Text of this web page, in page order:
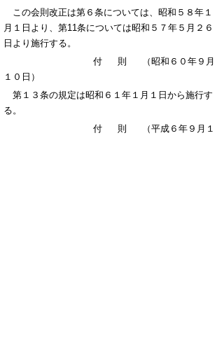
この会則改正は第６条については、昭和５８年１
月１日より、第11条については昭和５７年５月２６
日より施行する。
付則
（昭和６０年９月
１０日）
第１３条の規定は昭和６１年１月１日から施行す
る。
付則
（平成６年９月１